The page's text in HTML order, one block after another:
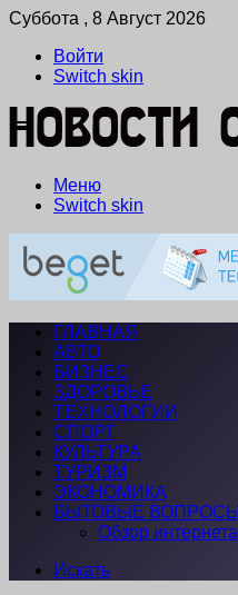
Суббота , 8 Август 2026
Войти
Switch skin
Меню
Switch skin
ГЛАВНАЯ
АВТО
БИЗНЕС
ЗДОРОВЬЕ
ТЕХНОЛОГИИ
СПОРТ
КУЛЬТУРА
ТУРИЗМ
ЭКОНОМИКА
БЫТОВЫЕ ВОПРОСЫ
Обзор интернета
Искать